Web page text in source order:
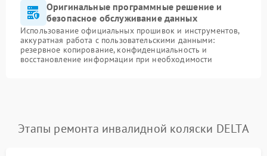
Оригинальные программные решение и
безопасное обслуживание данных
Использование официальных прошивок и инструментов,
аккуратная работа с пользовательскими данными:
резервное копирование, конфиденциальность и
восстановление информации при необходимости
Этапы ремонта инвалидной коляски DELTA